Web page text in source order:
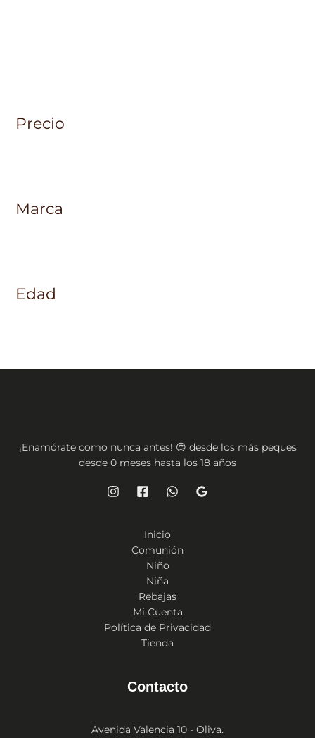
Precio
Marca
Edad
¡Enamórate como nunca antes! 😍 desde los más peques
desde 0 meses hasta los 18 años
Inicio
Comunión
Niño
Niña
Rebajas
Mi Cuenta
Política de Privacidad
Tienda
Contacto
Avenida Valencia 10 - Oliva.